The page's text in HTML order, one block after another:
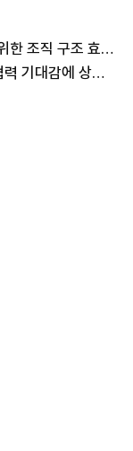
SK네트웍스, 희망퇴직 실시…AI컴퍼니 위한 조직 구조 효율화
SK네트웍스, '최태원-젠슨 황 회동' AI 협력 기대감에 상한가